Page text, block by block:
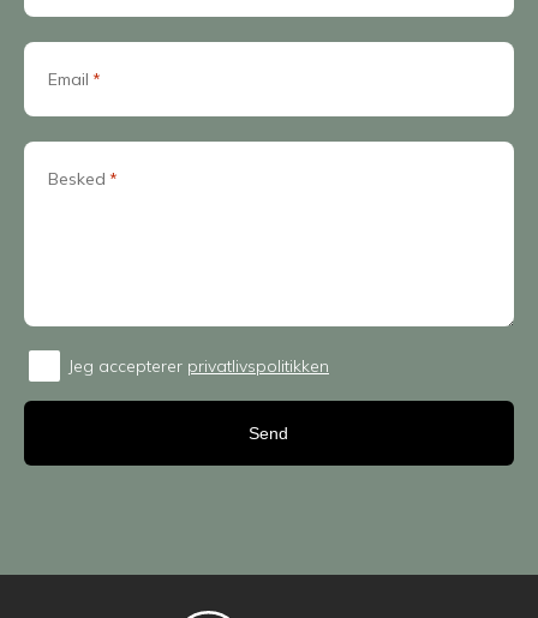
Email *
Besked *
Consent
Jeg accepterer privatlivspolitikken